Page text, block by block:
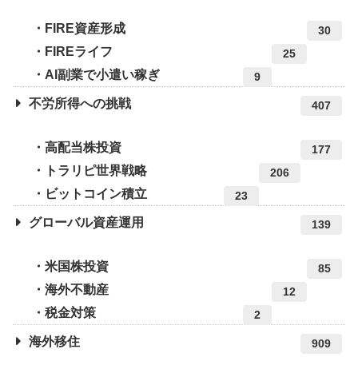
FIRE資産形成 30
FIREライフ 25
AI副業で小遣い稼ぎ 9
不労所得への挑戦 407
高配当株投資 177
トラリピ世界戦略 206
ビットコイン積立 23
グローバル資産運用 139
米国株投資 85
海外不動産 12
税金対策 2
海外移住 909